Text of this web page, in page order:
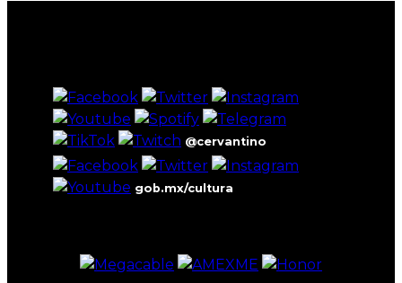
@cervantino
gob.mx/cultura